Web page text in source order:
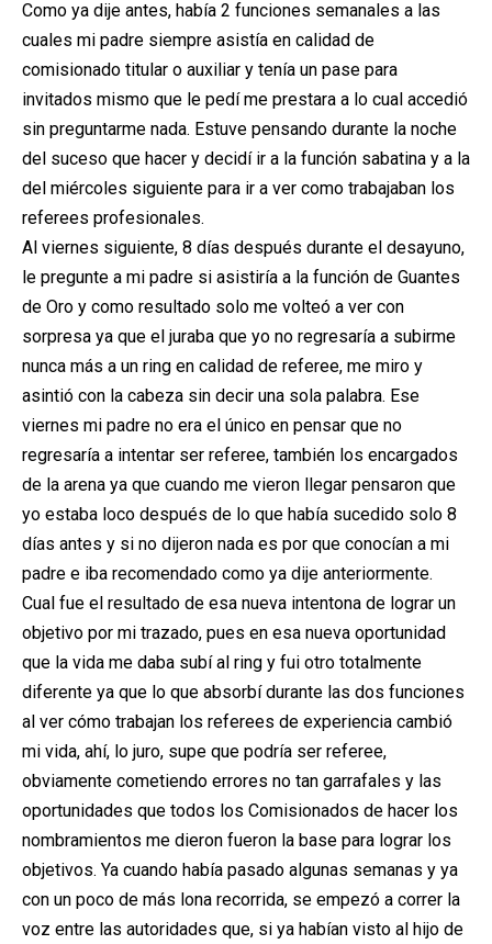
Como ya dije antes, había 2 funciones semanales a las
cuales mi padre siempre asistía en calidad de
comisionado titular o auxiliar y tenía un pase para
invitados mismo que le pedí me prestara a lo cual accedió
sin preguntarme nada. Estuve pensando durante la noche
del suceso que hacer y decidí ir a la función sabatina y a la
del miércoles siguiente para ir a ver como trabajaban los
referees profesionales.
Al viernes siguiente, 8 días después durante el desayuno,
le pregunte a mi padre si asistiría a la función de Guantes
de Oro y como resultado solo me volteó a ver con
sorpresa ya que el juraba que yo no regresaría a subirme
nunca más a un ring en calidad de referee, me miro y
asintió con la cabeza sin decir una sola palabra. Ese
viernes mi padre no era el único en pensar que no
regresaría a intentar ser referee, también los encargados
de la arena ya que cuando me vieron llegar pensaron que
yo estaba loco después de lo que había sucedido solo 8
días antes y si no dijeron nada es por que conocían a mi
padre e iba recomendado como ya dije anteriormente.
Cual fue el resultado de esa nueva intentona de lograr un
objetivo por mi trazado, pues en esa nueva oportunidad
que la vida me daba subí al ring y fui otro totalmente
diferente ya que lo que absorbí durante las dos funciones
al ver cómo trabajan los referees de experiencia cambió
mi vida, ahí, lo juro, supe que podría ser referee,
obviamente cometiendo errores no tan garrafales y las
oportunidades que todos los Comisionados de hacer los
nombramientos me dieron fueron la base para lograr los
objetivos. Ya cuando había pasado algunas semanas y ya
con un poco de más lona recorrida, se empezó a correr la
voz entre las autoridades que, si ya habían visto al hijo de